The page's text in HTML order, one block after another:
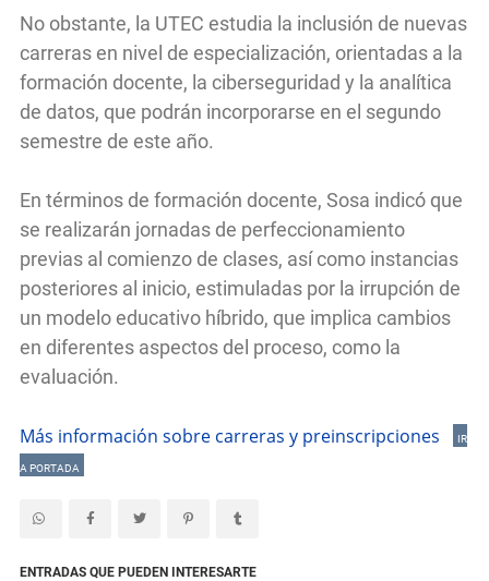
No obstante, la UTEC estudia la inclusión de nuevas
carreras en nivel de especialización, orientadas a la
formación docente, la ciberseguridad y la analítica
de datos, que podrán incorporarse en el segundo
semestre de este año.
En términos de formación docente, Sosa indicó que
se realizarán jornadas de perfeccionamiento
previas al comienzo de clases, así como instancias
posteriores al inicio, estimuladas por la irrupción de
un modelo educativo híbrido, que implica cambios
en diferentes aspectos del proceso, como la
evaluación.
Más información sobre carreras y preinscripciones IR
A PORTADA
ENTRADAS QUE PUEDEN INTERESARTE